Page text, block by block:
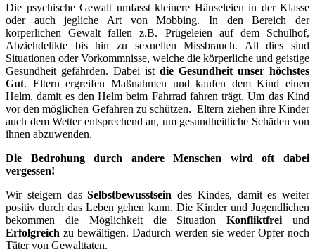
Die psychische Gewalt umfasst kleinere Hänseleien in der Klasse
oder auch jegliche Art von Mobbing. In den Bereich der
körperlichen Gewalt fallen z.B. Prügeleien auf dem Schulhof,
Abziehdelikte bis hin zu sexuellen Missbrauch. All dies sind
Situationen oder Vorkommnisse, welche die körperliche und geistige
Gesundheit gefährden. Dabei ist die Gesundheit unser höchstes
Gut. Eltern ergreifen Maßnahmen und kaufen dem Kind einen
Helm, damit es den Helm beim Fahrrad fahren trägt. Um das Kind
vor den möglichen Gefahren zu schützen. Eltern ziehen ihre Kinder
auch dem Wetter entsprechend an, um gesundheitliche Schäden von
ihnen abzuwenden.
Die Bedrohung durch andere Menschen wird oft dabei
vergessen!
Wir steigern dasSelbstbewusstsein des Kindes, damit es weiter
positiv durch das Leben gehen kann. Die Kinder und Jugendlichen
bekommen die Möglichkeit die SituationKonfliktfreiund
Erfolgreich zu bewältigen. Dadurch werden sie weder Opfer noch
Täter von Gewalttaten.